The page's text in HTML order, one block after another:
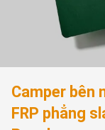
Camper bên
FRP phẳng